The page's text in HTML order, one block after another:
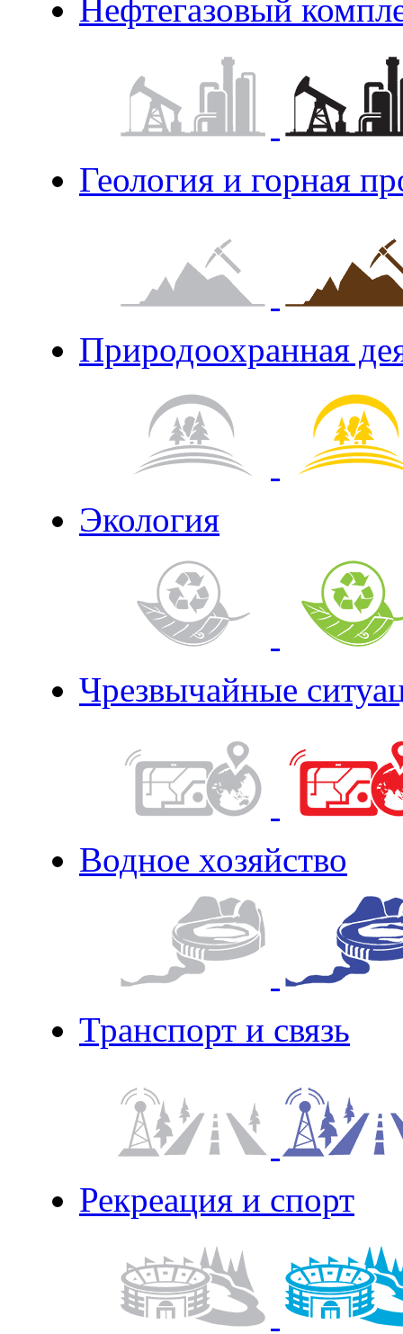
Нефтегазовый
Геология и горная
Природоохранная
Экология
Чрезвычайные
Водное хозяйство
Транспорт и связь
Рекреация и спорт